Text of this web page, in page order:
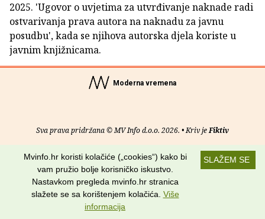
2025. 'Ugovor o uvjetima za utvrđivanje naknade radi
ostvarivanja prava autora na naknadu za javnu
posudbu', kada se njihova autorska djela koriste u
javnim knjižnicama.
Moderna vremena
Sva prava pridržana © MV Info d.o.o. 2026. • Kriv jeFiktiv
O nama • Pomoć• Uvjeti korištenja• RSS kanali
SLAŽEM SE
Mvinfo.hr koristi kolačiće („cookies“) kako bi
vam pružio bolje korisničko iskustvo.
Nastavkom pregleda mvinfo.hr stranica
slažete se sa korištenjem kolačića. Više
informacija